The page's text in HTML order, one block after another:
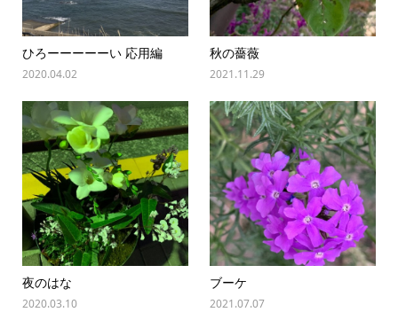
ひろーーーーーい 応用編
2020.04.02
秋の薔薇
2021.11.29
夜のはな
2020.03.10
ブーケ
2021.07.07